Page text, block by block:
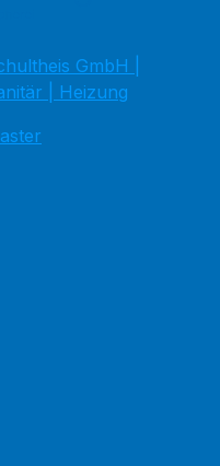
GmbH |
| Heizung